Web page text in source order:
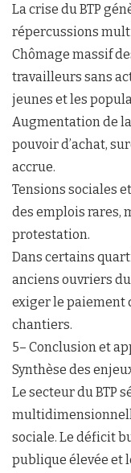
La crise du BTP
répercussions
Chômage massif
travailleurs sans
jeunes et les
Augmentation de
pouvoir d’achat,
accrue.
Tensions sociales
des emplois rares,
protestation.
Dans certains
anciens ouvriers
exiger le paiement
chantiers.
5– Conclusion et
Synthèse des
Le secteur du BTP
sociale. Le déficit
publique élevée et